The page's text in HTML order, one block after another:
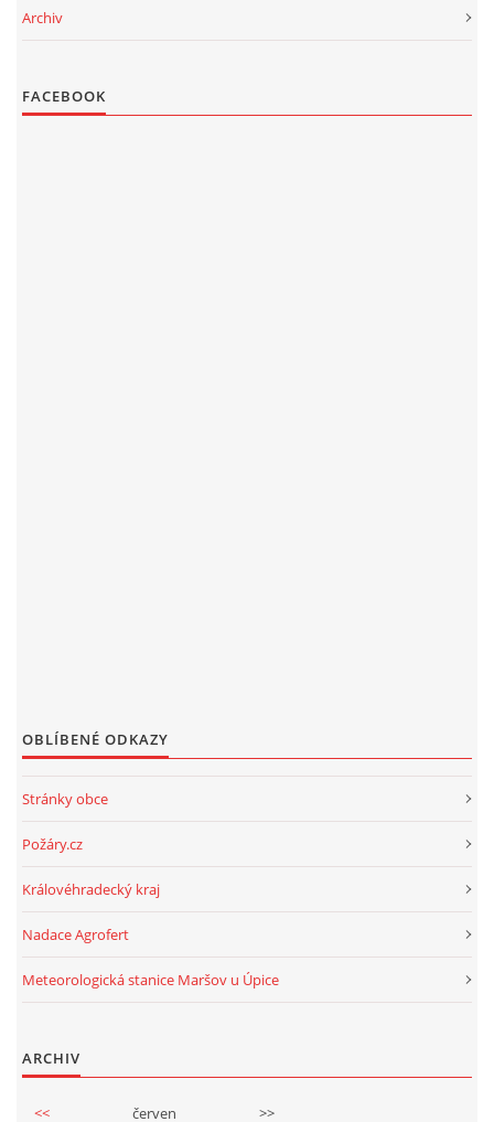
Archiv
FACEBOOK
OBLÍBENÉ ODKAZY
Stránky obce
Požáry.cz
Královéhradecký kraj
Nadace Agrofert
Meteorologická stanice Maršov u Úpice
ARCHIV
<< červen >>